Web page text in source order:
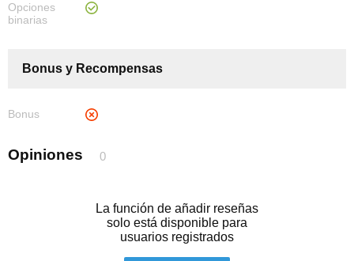
Opciones
binarias
Bonus y Recompensas
Bonus
Opiniones 0
La función de añadir reseñas
solo está disponible para
usuarios registrados